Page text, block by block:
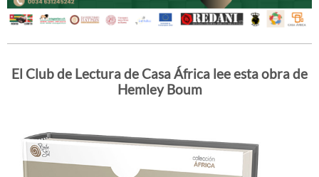
El Club de Lectura de Casa África lee esta obra de
Hemley Boum